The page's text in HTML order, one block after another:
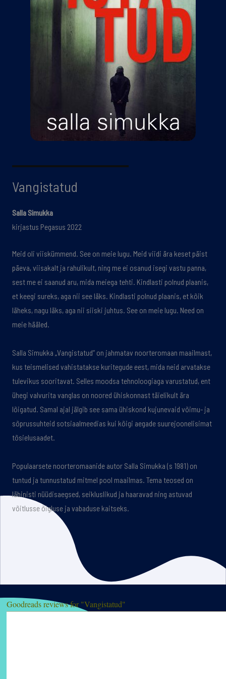
Vangistatud
Salla Simukka
kirjastus Pegasus 2022
Meid oli viiskümmend. See on meie lugu. Meid viidi ära keset päist
päeva, viisakalt ja rahulikult, ning me ei osanud isegi vastu panna,
sest me ei saanud aru, mida meiega tehti. Kindlasti polnud plaanis,
et keegi sureks, aga nii see läks. Kindlasti polnud plaanis, et kõik
läheks, nagu läks, aga nii siiski juhtus. See on meie lugu. Need on
meie hääled.
Salla Simukka „Vangistatud“ on jahmatav noorteromaan maailmast,
kus teismelised vahistatakse kuritegude eest, mida neid arvatakse
tulevikus sooritavat. Selles moodsa tehnoloogiaga varustatud, ent
ühegi valvurita vanglas on noored ühiskonnast täielikult ära
lõigatud. Samal ajal jälgib see sama ühiskond kujunevaid võimu- ja
sõprussuhteid sotsiaalmeedias kui kõigi aegade suurejoonelisimat
tõsielusaadet.
Populaarsete noorteromaanide autor Salla Simukka (s 1981) on
tuntud ja tunnustatud mitmel pool maailmas. Tema teosed on
läbinisti nüüdisaegsed, seikluslikud ja haaravad ning astuvad
võitlusse õigluse ja vabaduse kaitseks.
Goodreads reviews for "Vangistatud"